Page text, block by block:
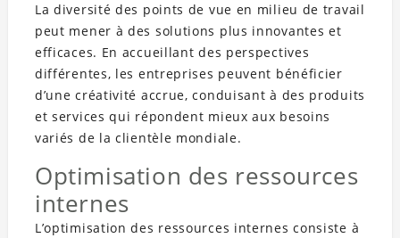
La diversité des points de vue en milieu de travail
peut mener à des solutions plus innovantes et
efficaces. En accueillant des perspectives
différentes, les entreprises peuvent bénéficier
d’une créativité accrue, conduisant à des produits
et services qui répondent mieux aux besoins
variés de la clientèle mondiale.
Optimisation des ressources
internes
L’optimisation des ressources internes consiste à